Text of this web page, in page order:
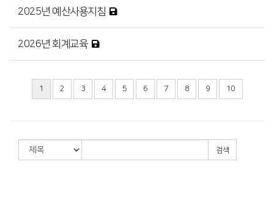
2025년 예산사용지침
2026년 회계교육
1 2 3 4 5 6 7 8 9 10
검색